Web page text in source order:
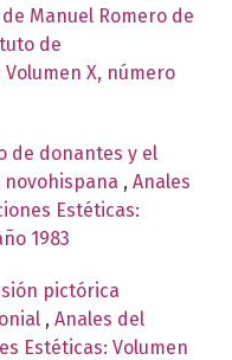
Manuel Romero de
de
X, número
de donantes y el
, Anales
Estéticas:
1983
pictórica
, Anales del
Estéticas: Volumen